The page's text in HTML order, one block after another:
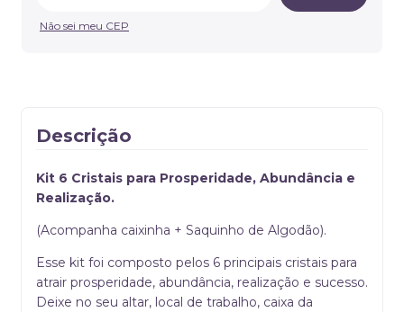
Não sei meu CEP
Descrição
Kit 6 Cristais para Prosperidade, Abundância e
Realização.
(Acompanha caixinha + Saquinho de Algodão).
Esse kit foi composto pelos 6 principais cristais para
atrair prosperidade, abundância, realização e sucesso.
Deixe no seu altar, local de trabalho, caixa da